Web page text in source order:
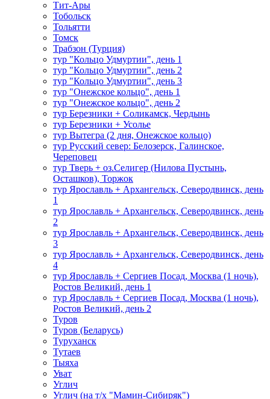
Тит-Ары
Тобольск
Тольятти
Томск
Трабзон (Турция)
тур "Кольцо Удмуртии", день 1
тур "Кольцо Удмуртии", день 2
тур "Кольцо Удмуртии", день 3
тур "Онежское кольцо", день 1
тур "Онежское кольцо", день 2
тур Березники + Соликамск, Чердынь
тур Березники + Усолье
тур Вытегра (2 дня, Онежское кольцо)
тур Русский север: Белозерск, Галинское,
Череповец
тур Тверь + оз.Селигер (Нилова Пустынь,
Осташков), Торжок
тур Ярославль + Архангельск, Северодвинск, день
1
тур Ярославль + Архангельск, Северодвинск, день
2
тур Ярославль + Архангельск, Северодвинск, день
3
тур Ярославль + Архангельск, Северодвинск, день
4
тур Ярославль + Сергиев Посад, Москва (1 ночь),
Ростов Великий, день 1
тур Ярославль + Сергиев Посад, Москва (1 ночь),
Ростов Великий, день 2
Туров
Туров (Беларусь)
Туруханск
Тутаев
Тыяха
Уват
Углич
Углич (на т/х "Мамин-Сибиряк")